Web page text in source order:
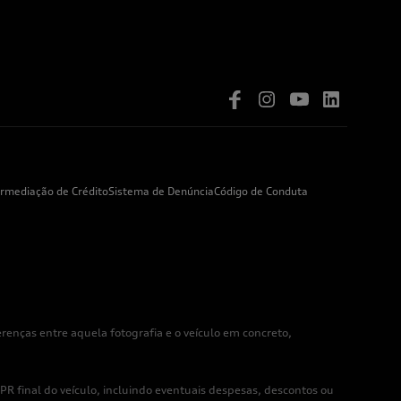
de CréditoSistema de DenúnciaCódigo de Conduta
entre aquela fotografia e o veículo em concreto,
final do veículo, incluindo eventuais despesas, descontos ou